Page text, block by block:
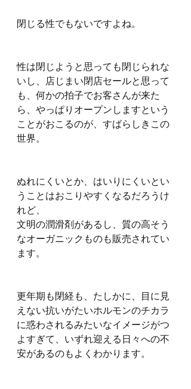
閉じる性でもないですよね。
性は閉じようと思っても閉じられな
いし、店じまい閉店セールと思って
も、何かの拍子でお客さんが来た
ら、やっぱりオープンしますという
ことがおこるのが、すばらしきこの
世界。
ぬれにくいとか、はいりにくいとい
うことはおこりやすくなるだろうけ
れど、
文明の潤滑剤があるし、質の高そう
なオーガニックものも販売されてい
ます。
更年期も閉経も、たしかに、目に見
えない抗いがたいホルモンのチカラ
に惑わされるみたいなイメージがつ
よすぎて、いずれ迎える日々への不
安があるのもよくわかります。